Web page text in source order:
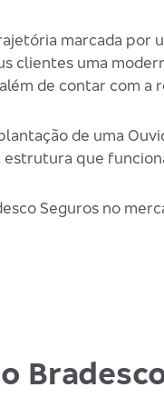
marcada por
uma
de contar com a
de uma
que
Seguros no